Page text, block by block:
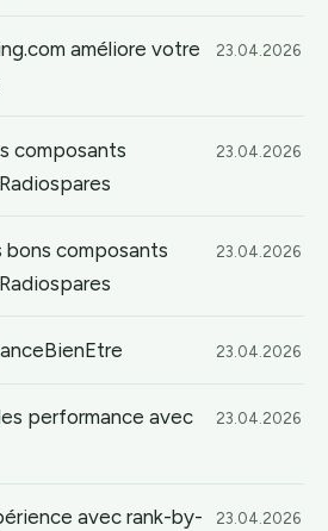
améliore votre
23.04.2026
composants
23.04.2026
bons composants
23.04.2026
23.04.2026
performance avec
23.04.2026
avec rank-by-
23.04.2026